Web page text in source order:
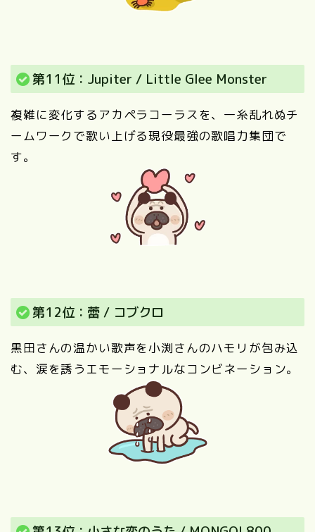
第11位：Jupiter / Little Glee Monster
複雑に変化するアカペラコーラスを、一糸乱れぬチ
ームワークで歌い上げる現役最強の歌唱力集団で
す。
第12位：蕾 / コブクロ
黒田さんの温かい歌声を小渕さんのハモリが包み込
む、涙を誘うエモーショナルなコンビネーション。